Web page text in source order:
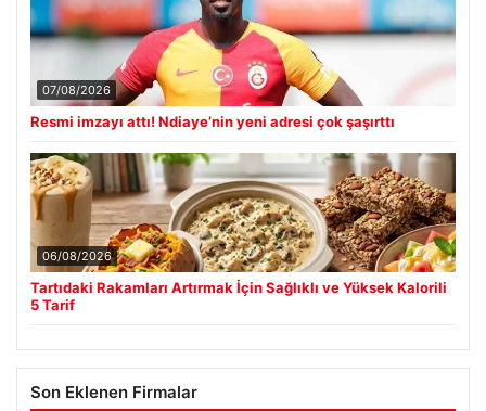
07/08/2026
Resmi imzayı attı! Ndiaye’nin yeni adresi çok şaşırttı
06/08/2026
Tartıdaki Rakamları Artırmak İçin Sağlıklı ve Yüksek Kalorili
5 Tarif
Son Eklenen Firmalar